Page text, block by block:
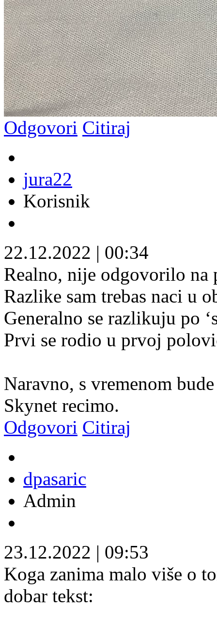
Odgovori Citiraj
jura22
Korisnik
22.12.2022 | 00:34
Realno, nije odgovorilo na
Razlike sam trebas naci u
Generalno se razlikuju po
Prvi se rodio u prvoj
Naravno, s vremenom
Skynet recimo.
Odgovori Citiraj
dpasaric
Admin
23.12.2022 | 09:53
Koga zanima malo više o
dobar tekst: